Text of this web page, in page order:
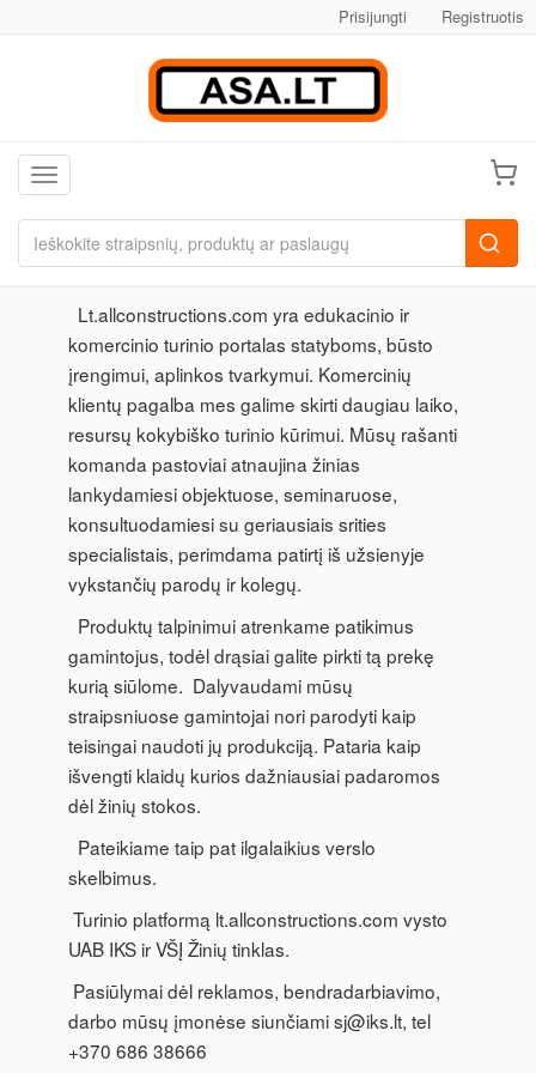
Prisijungti Registruotis
Toggle navigation
Lt.allconstructions.com yra edukacinio ir
komercinio turinio portalas statyboms, būsto
įrengimui, aplinkos tvarkymui. Komercinių
klientų pagalba mes galime skirti daugiau laiko,
resursų kokybiško turinio kūrimui. Mūsų rašanti
komanda pastoviai atnaujina žinias
lankydamiesi objektuose, seminaruose,
konsultuodamiesi su geriausiais srities
specialistais, perimdama patirtį iš užsienyje
vykstančių parodų ir kolegų.
Produktų talpinimui atrenkame patikimus
gamintojus, todėl drąsiai galite pirkti tą prekę
kurią siūlome. Dalyvaudami mūsų
straipsniuose gamintojai nori parodyti kaip
teisingai naudoti jų produkciją. Pataria kaip
išvengti klaidų kurios dažniausiai padaromos
dėl žinių stokos.
Pateikiame taip pat ilgalaikius verslo
skelbimus.
Turinio platformą lt.allconstructions.com vysto
UAB IKS ir VŠĮ Žinių tinklas.
Pasiūlymai dėl reklamos, bendradarbiavimo,
darbo mūsų įmonėse siunčiamisj@iks.lt, tel
+370 686 38666